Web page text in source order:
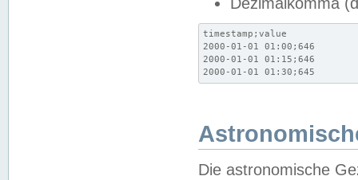
timestamp;value
2000-01-01 01:00;646
2000-01-01 01:15;646
2000-01-01 01:30;645
Die astronomische